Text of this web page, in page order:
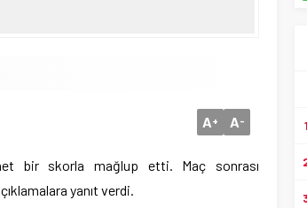
A+ A-
bir skorla mağlup etti. Maç sonrası
yanıt verdi.
1